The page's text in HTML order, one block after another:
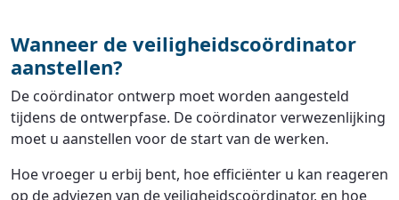
Wanneer de veiligheidscoördinator
aanstellen?
De coördinator ontwerp moet worden aangesteld
tijdens de ontwerpfase. De coördinator verwezenlijking
moet u aanstellen voor de start van de werken.
Hoe vroeger u erbij bent, hoe efficiënter u kan reageren
op de adviezen van de veiligheidscoördinator, en hoe